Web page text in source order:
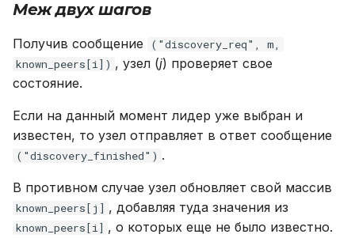
Меж двух шагов
Получив сообщение
("discovery_req", m,
known_peers[i]) , узел (j) проверяет свое
состояние.
Если на данный момент лидер уже выбран и
известен, то узел отправляет в ответ сообщение
("discovery_finished") .
В противном случае узел обновляет свой массив
known_peers[j] , добавляя туда значения из
known_peers[i] , о которых еще не было известно.